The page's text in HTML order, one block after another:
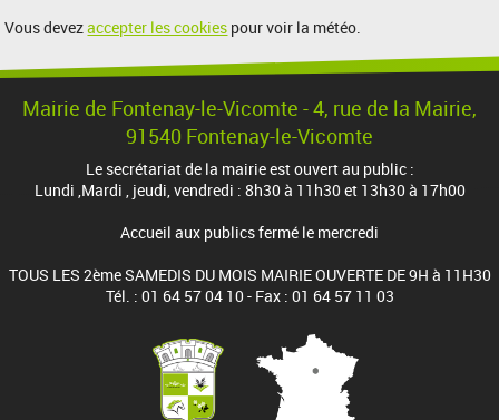
Vous devezaccepter les cookies pour voir la météo.
Mairie de Fontenay-le-Vicomte - 4, rue de la Mairie,
91540 Fontenay-le-Vicomte
Le secrétariat de la mairie est ouvert au public :
Lundi ,Mardi , jeudi, vendredi : 8h30 à 11h30 et 13h30 à 17h00
Accueil aux publics fermé le mercredi
TOUS LES 2ème SAMEDIS DU MOIS MAIRIE OUVERTE DE 9H à 11H30
Tél. : 01 64 57 04 10 - Fax : 01 64 57 11 03